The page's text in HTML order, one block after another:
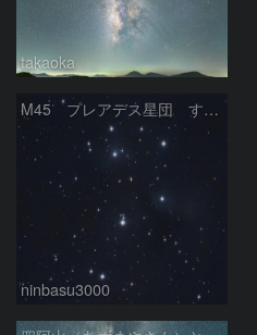
takaoka
M45 プレアデス星団 すばる
ninbasu3000